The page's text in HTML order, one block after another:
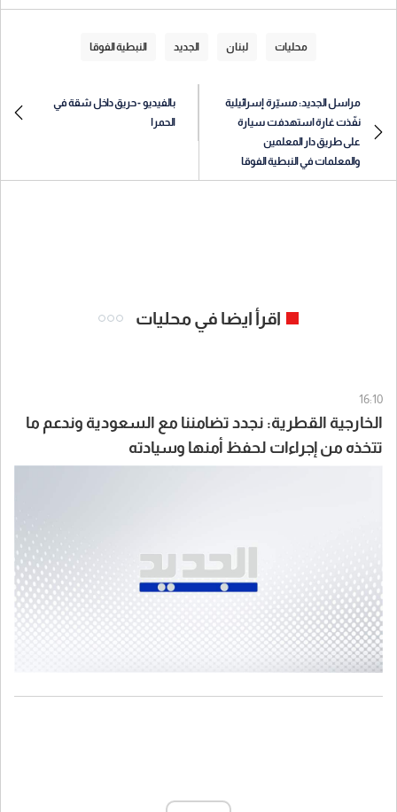
محليات لبنان الجديد النبطية الفوقا
مراسل الجديد: مسيّرة إسرائيلية
نفّذت غارة استهدفت سيارة
على طريق دار المعلمين
والمعلمات في النبطية الفوقا
بالفيديو - حريق داخل شقة في
الحمرا
اقرأ ايضا في محليات
16:10
الخارجية القطرية: نجدد تضامننا مع السعودية وندعم ما
تتخذه من إجراءات لحفظ أمنها وسيادته